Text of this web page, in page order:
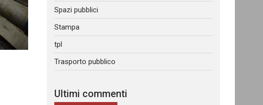
Spazi pubblici
Stampa
tpl
Trasporto pubblico
Ultimi commenti